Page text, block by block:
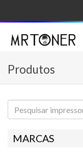
Produtos
MARCAS